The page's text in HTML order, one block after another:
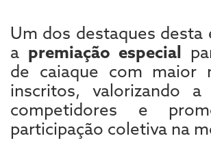
Um dos destaques desta
a premiação especial
de caiaque com maior
inscritos, valorizando
competidores e
participação coletiva na